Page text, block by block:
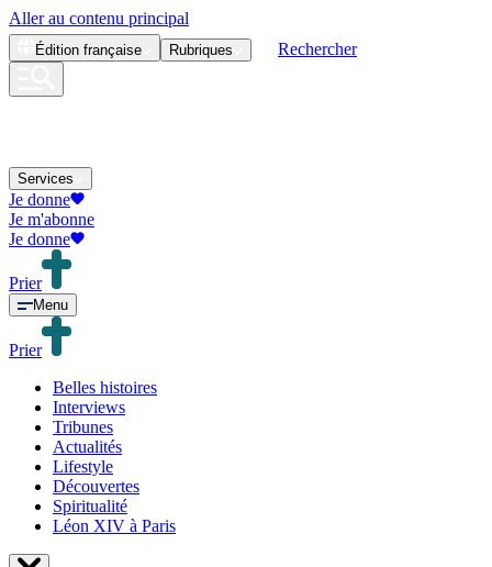
Aller au contenu principal
Édition française Rubriques Rechercher
Services
Je donne
Je m'abonne
Je donne
Prier
Menu
Prier
Belles histoires
Interviews
Tribunes
Actualités
Lifestyle
Découvertes
Spiritualité
Léon XIV à Paris